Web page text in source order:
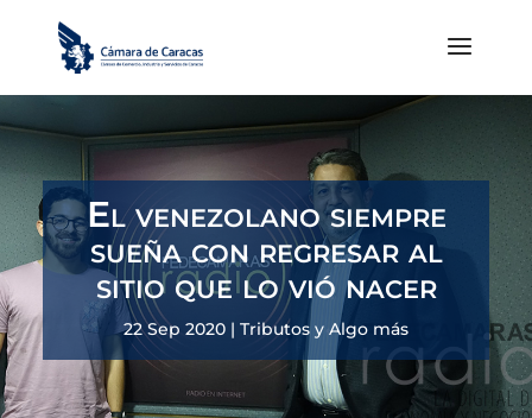
El venezolano siempre
sueña con regresar al
sitio que lo vió nacer
22 Sep 2020 | Tributos y Algo más